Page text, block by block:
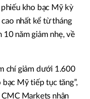
kho bạc Mỹ kỳ
nhất kể từ tháng
10 năm giảm nhẹ, về
chí giảm dưới 1.600
Mỹ tiếp tục tăng”,
Markets nhận